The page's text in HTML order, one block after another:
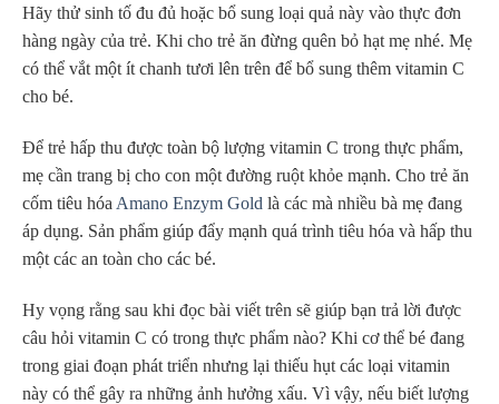
Hãy thử sinh tố đu đủ hoặc bổ sung loại quả này vào thực đơn
hàng ngày của trẻ. Khi cho trẻ ăn đừng quên bỏ hạt mẹ nhé. Mẹ
có thể vắt một ít chanh tươi lên trên để bổ sung thêm vitamin C
cho bé.
Để trẻ hấp thu được toàn bộ lượng vitamin C trong thực phẩm,
mẹ cần trang bị cho con một đường ruột khỏe mạnh. Cho trẻ ăn
cốm tiêu hóa Amano Enzym Gold là các mà nhiều bà mẹ đang
áp dụng. Sản phẩm giúp đẩy mạnh quá trình tiêu hóa và hấp thu
một các an toàn cho các bé.
Hy vọng rằng sau khi đọc bài viết trên sẽ giúp bạn trả lời được
câu hỏi vitamin C có trong thực phẩm nào? Khi cơ thể bé đang
trong giai đoạn phát triển nhưng lại thiếu hụt các loại vitamin
này có thể gây ra những ảnh hưởng xấu. Vì vậy, nếu biết lượng